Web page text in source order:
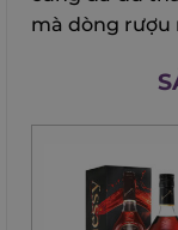
mà dòng rượu